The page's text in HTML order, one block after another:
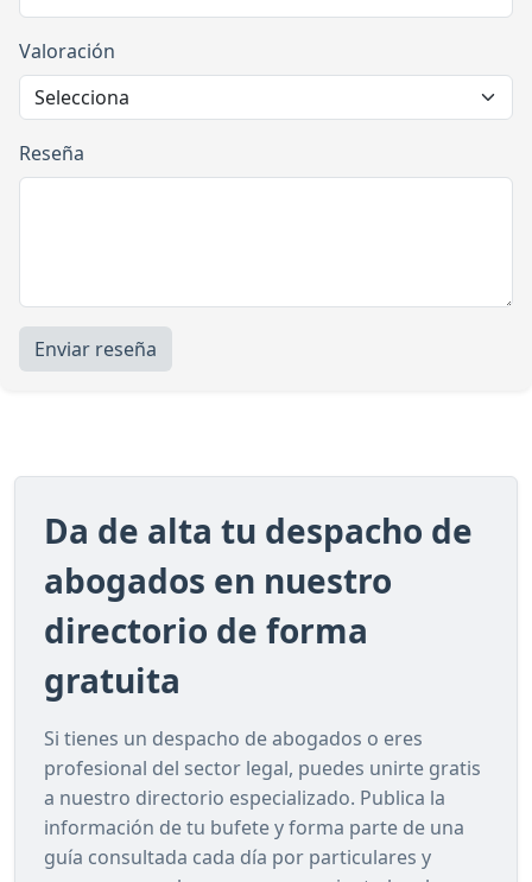
Valoración
Reseña
Enviar reseña
Da de alta tu despacho de
abogados en nuestro
directorio de forma
gratuita
Si tienes un despacho de abogados o eres
profesional del sector legal, puedes unirte gratis
a nuestro directorio especializado. Publica la
información de tu bufete y forma parte de una
guía consultada cada día por particulares y